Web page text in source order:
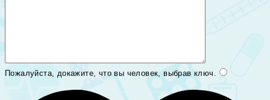
Пожалуйста, докажите, что вы человек, выбрав ключ .